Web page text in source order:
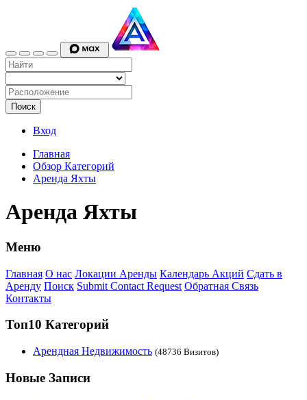
Поиск
Вход
Главная
Обзор Категорий
Аренда Яхты
Аренда Яхты
Меню
Главная О нас Локации Аренды Календарь Акций Сдать в
Аренду Поиск Submit Contact Request Обратная Связь
Контакты
Топ10 Категорий
Арендная Недвижимость (48736 Визитов)
Новые Записи